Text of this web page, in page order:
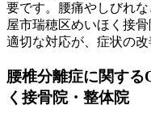
要です。腰痛やしびれ
屋市瑞穂区めいほく接
適切な対応が、症状の改
腰椎分離症に関す
く接骨院・整体院